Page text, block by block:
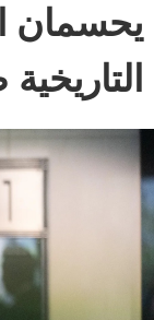
يحسمان